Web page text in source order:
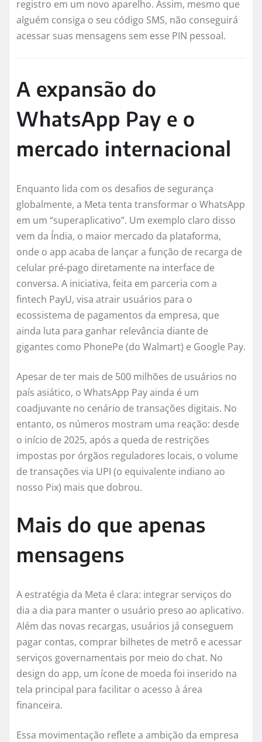
registro em um novo aparelho. Assim, mesmo que
alguém consiga o seu código SMS, não conseguirá
acessar suas mensagens sem esse PIN pessoal.
A expansão do
WhatsApp Pay e o
mercado internacional
Enquanto lida com os desafios de segurança
globalmente, a Meta tenta transformar o WhatsApp
em um “superaplicativo”. Um exemplo claro disso
vem da Índia, o maior mercado da plataforma,
onde o app acaba de lançar a função de recarga de
celular pré-pago diretamente na interface de
conversa. A iniciativa, feita em parceria com a
fintech PayU, visa atrair usuários para o
ecossistema de pagamentos da empresa, que
ainda luta para ganhar relevância diante de
gigantes como PhonePe (do Walmart) e Google Pay.
Apesar de ter mais de 500 milhões de usuários no
país asiático, o WhatsApp Pay ainda é um
coadjuvante no cenário de transações digitais. No
entanto, os números mostram uma reação: desde
o início de 2025, após a queda de restrições
impostas por órgãos reguladores locais, o volume
de transações via UPI (o equivalente indiano ao
nosso Pix) mais que dobrou.
Mais do que apenas
mensagens
A estratégia da Meta é clara: integrar serviços do
dia a dia para manter o usuário preso ao aplicativo.
Além das novas recargas, usuários já conseguem
pagar contas, comprar bilhetes de metrô e acessar
serviços governamentais por meio do chat. No
design do app, um ícone de moeda foi inserido na
tela principal para facilitar o acesso à área
financeira.
Essa movimentação reflete a ambição da empresa